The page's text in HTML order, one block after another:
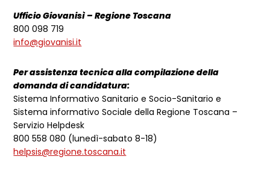
Ufficio Giovanisì – Regione Toscana
800 098 719
info@giovanisi.it
Per assistenza tecnica alla compilazione della
domanda di candidatura:
Sistema Informativo Sanitario e Socio-Sanitario e
Sistema informativo Sociale della Regione Toscana –
Servizio Helpdesk
800 558 080 (lunedì-sabato 8-18)
helpsis@regione.toscana.it